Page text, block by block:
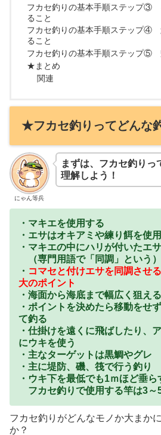
フカセ釣りの基本手順ステップ③
ること
フカセ釣りの基本手順ステップ④
ること
フカセ釣りの基本手順ステップ⑤
★まとめ
関連
★フカセ釣りってどんな
にゃん等兵
まずは、フカセ釣りっ
理解しよう！
・マキエを使用する
・エサはオキアミや練り餌を使
・マキエの中にハリが付いたエ
（専門用語で「同調」という）
・ コマセと付けエサを同調させ
大のポイント
・海面から海底まで幅広く狙え
・ポイントを決めたら移動をせ
て釣る
・仕掛けを遠くに飛ばしたり、
にウキを使う
・主なターゲットは黒鯛やグレ
・主に堤防、磯、筏で行う釣り
・ウキ下を最低でも1ｍほど垂ら
フカセ釣りで使用する竿は3～
フカセ釣りがどんなモノか大まか
か？